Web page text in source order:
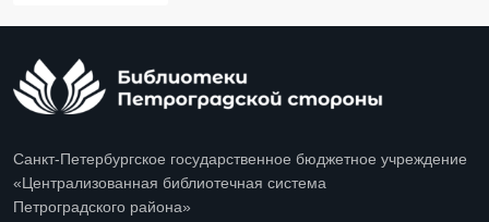
Санкт-Петербургское государственное бюджетное учреждение
«Централизованная библиотечная система
Петроградского района»